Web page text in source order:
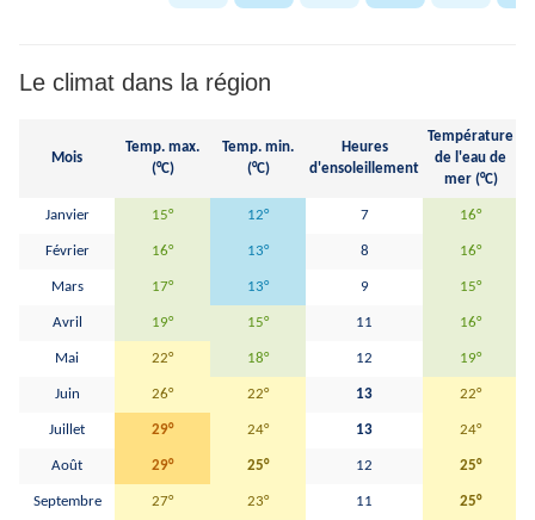
Le climat dans la région
Mois
Temp. max.
(°C)
Temp. min.
(°C)
Heures
d'ensoleillement
Température
de l'eau de
mer (°C)
Janvier 15° 12° 7 16°
Février 16° 13° 8 16°
Mars 17° 13° 9 15°
Avril 19° 15° 11 16°
Mai 22° 18° 12 19°
Juin 26° 22° 13 22°
Juillet 29° 24° 13 24°
Août 29° 25° 12 25°
Septembre 27° 23° 11 25°